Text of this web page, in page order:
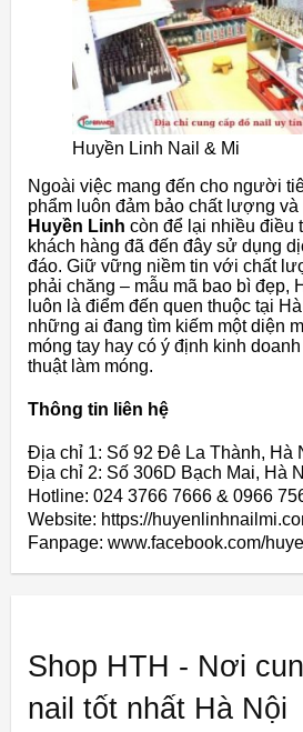
Huyền Linh Nail & Mi
Ngoài việc mang đến cho người
phẩm luôn đảm bảo chất lượng và
Huyền Linh còn để lại nhiều điều
khách hàng đã đến đây sử dụng
đáo. Giữ vững niềm tin với chất
phải chăng – mẫu mã bao bì đẹp,
luôn là điểm đến quen thuộc tại
những ai đang tìm kiếm một diện
móng tay hay có ý định kinh
thuật làm móng.
Thông tin liên hệ
Địa chỉ 1: Số 92 Đê La Thành, Hà
Địa chỉ 2: Số 306D Bạch Mai, Hà
Hotline: 024 3766 7666 & 0966
Website: https://
Fanpage: www.facebook.com/
Shop HTH - Nơi
nail tốt nhất Hà Nội